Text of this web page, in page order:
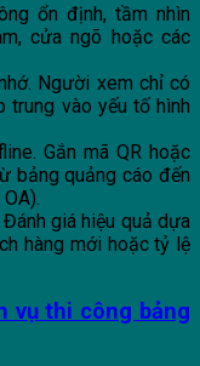
ổn định, tầm nhìn
cửa ngõ hoặc các
Người xem chỉ có
trung vào yếu tố hình
Gắn mã QR hoặc
bảng quảng cáo đến
giá hiệu quả dựa
hàng mới hoặc tỷ lệ
vụ thi công bảng